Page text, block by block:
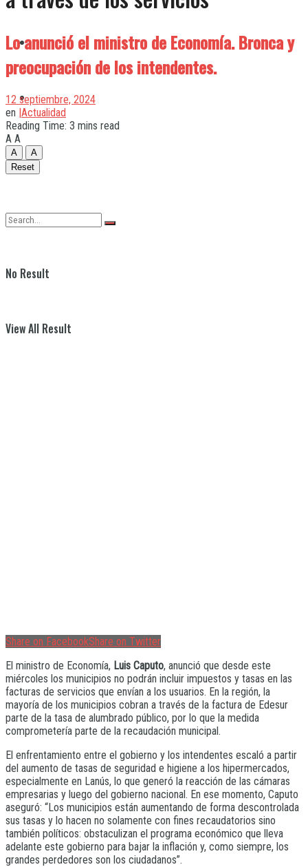
Quilmes
Varela
No Result
View All Result
Lo anunció el ministro de Economía. Bronca y
preocupación de los intendentes.
12 septiembre, 2024
en |Actualidad
Reading Time: 3 mins read
A A
A
A
Reset
Share on FacebookShare on Twitter
El ministro de Economía, Luis Caputo, anunció que desde este
miércoles los municipios no podrán incluir impuestos y tasas en las
facturas de servicios que envían a los usuarios. En la región, la
mayoría de los municipios cobran a través de la factura de Edesur
parte de la tasa de alumbrado público, por lo que la medida
comprometería parte de la recaudación municipal.
El enfrentamiento entre el gobierno y los intendentes escaló a partir
del aumento de tasas de seguridad e higiene a los hipermercados,
especialmente en Lanús, lo que generó la reacción de las cámaras
empresarias y luego del gobierno nacional. En ese momento, Caputo
aseguró: “Los municipios están aumentando de forma descontrolada
sus tasas y lo hacen no solamente con fines recaudatorios sino
también políticos: obstaculizan el programa económico que lleva
adelante este gobierno para bajar la inflación y, como siempre, los
grandes perdedores son los ciudadanos”.